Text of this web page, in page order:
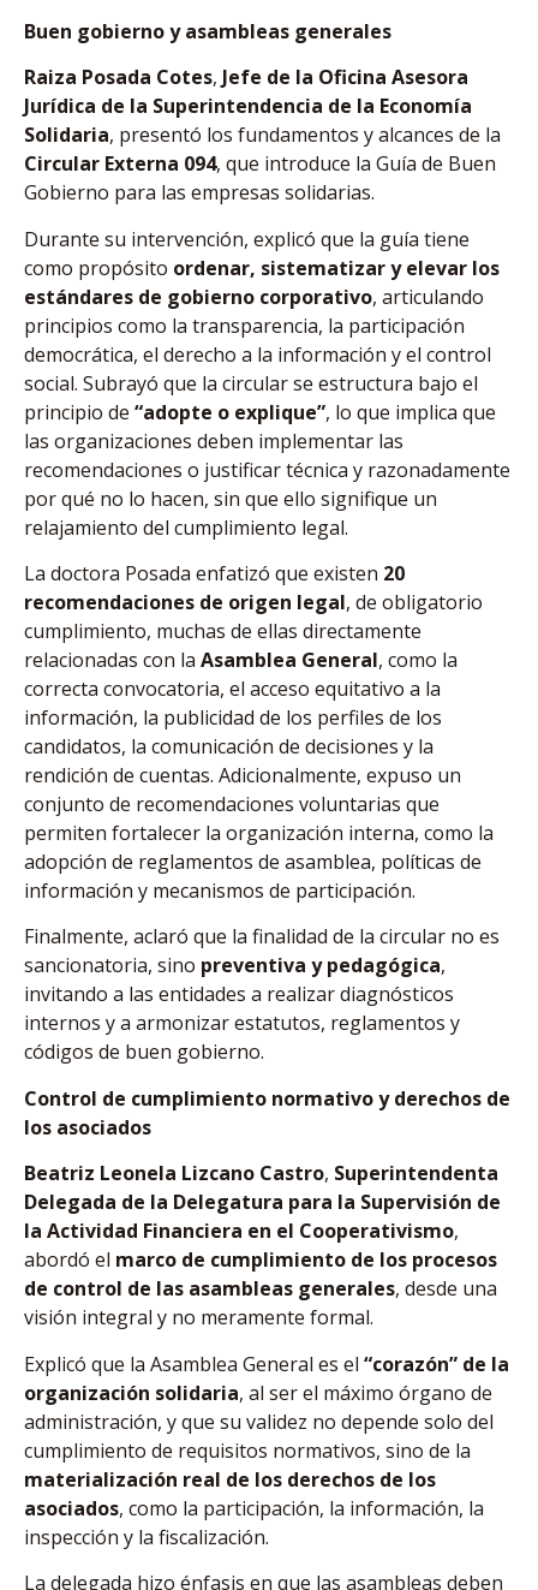
Buen gobierno y asambleas generales
Raiza Posada Cotes, Jefe de la Oficina Asesora
Jurídica de la Superintendencia de la Economía
Solidaria, presentó los fundamentos y alcances de la
Circular Externa 094, que introduce la Guía de Buen
Gobierno para las empresas solidarias.
Durante su intervención, explicó que la guía tiene
como propósito ordenar, sistematizar y elevar los
estándares de gobierno corporativo, articulando
principios como la transparencia, la participación
democrática, el derecho a la información y el control
social. Subrayó que la circular se estructura bajo el
principio de “adopte o explique”, lo que implica que
las organizaciones deben implementar las
recomendaciones o justificar técnica y razonadamente
por qué no lo hacen, sin que ello signifique un
relajamiento del cumplimiento legal.
La doctora Posada enfatizó que existen 20
recomendaciones de origen legal, de obligatorio
cumplimiento, muchas de ellas directamente
relacionadas con la Asamblea General, como la
correcta convocatoria, el acceso equitativo a la
información, la publicidad de los perfiles de los
candidatos, la comunicación de decisiones y la
rendición de cuentas. Adicionalmente, expuso un
conjunto de recomendaciones voluntarias que
permiten fortalecer la organización interna, como la
adopción de reglamentos de asamblea, políticas de
información y mecanismos de participación.
Finalmente, aclaró que la finalidad de la circular no es
sancionatoria, sino preventiva y pedagógica,
invitando a las entidades a realizar diagnósticos
internos y a armonizar estatutos, reglamentos y
códigos de buen gobierno.
Control de cumplimiento normativo y derechos de
los asociados
Beatriz Leonela Lizcano Castro, Superintendenta
Delegada de la Delegatura para la Supervisión de
la Actividad Financiera en el Cooperativismo,
abordó el marco de cumplimiento de los procesos
de control de las asambleas generales, desde una
visión integral y no meramente formal.
Explicó que la Asamblea General es el “corazón” de la
organización solidaria, al ser el máximo órgano de
administración, y que su validez no depende solo del
cumplimiento de requisitos normativos, sino de la
materialización real de los derechos de los
asociados, como la participación, la información, la
inspección y la fiscalización.
La delegada hizo énfasis en que las asambleas deben